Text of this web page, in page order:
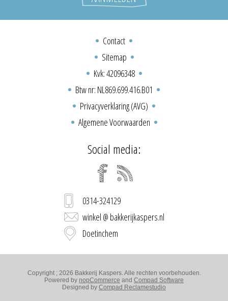
Contact
Sitemap
Kvk: 42096348
Btw nr: NL869.699.416.B01
Privacyverklaring (AVG)
Algemene Voorwaarden
Social media:
0314-324129
winkel @ bakkerijkaspers.nl
Doetinchem
Copyright ; 2026 Bakkerij Kaspers. Alle rechten voorbehouden.
Powered by nopCommerce and Compad Software
Designed by Compad Reclamestudio